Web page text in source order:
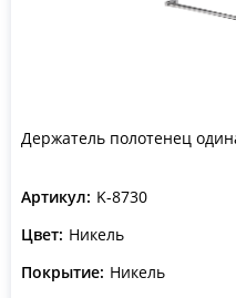
Держатель полотенец
Артикул: K-8730
Цвет: Никель
Покрытие: Никель